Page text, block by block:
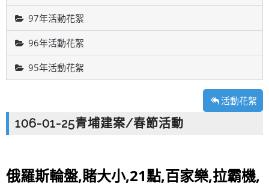
97年活動花絮
96年活動花絮
95年活動花絮
活動花絮
106-01-25青埔建案/春節活動
俄羅斯輪盤,賭大小,21點,百家樂,拉霸機,